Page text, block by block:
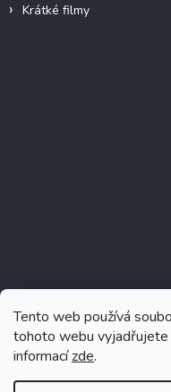
Tento web používá
tohoto webu vyjadřujete
informacízde.
Krátké filmy
Sledovat na